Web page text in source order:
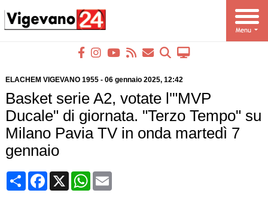
ELACHEM VIGEVANO 1955- 06 gennaio 2025, 12:42
Basket serie A2, votate l'"MVP
Ducale" di giornata. "Terzo Tempo" su
Milano Pavia TV in onda martedì 7
gennaio
CondividiFacebook
X WhatsApp
Email